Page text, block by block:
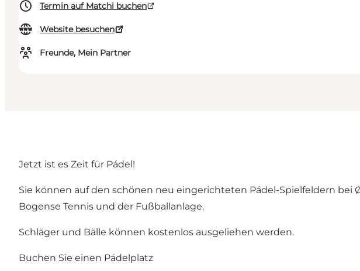
Termin auf Matchi buchen
Website besuchen
Freunde, Mein Partner
Jetzt ist es Zeit für Pádel!
Sie können auf den schönen neu eingerichteten Pádel-Spielfeldern
Bogense Tennis und der Fußballanlage.
Schläger und Bälle können kostenlos ausgeliehen werden.
Buchen Sie einen Pádelplatz